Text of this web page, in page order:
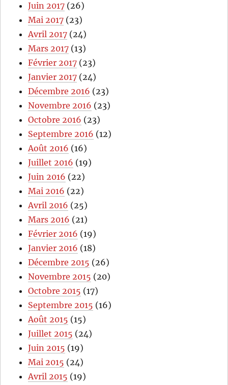
Juin 2017 (26)
Mai 2017 (23)
Avril 2017 (24)
Mars 2017 (13)
Février 2017 (23)
Janvier 2017 (24)
Décembre 2016 (23)
Novembre 2016 (23)
Octobre 2016 (23)
Septembre 2016 (12)
Août 2016 (16)
Juillet 2016 (19)
Juin 2016 (22)
Mai 2016 (22)
Avril 2016 (25)
Mars 2016 (21)
Février 2016 (19)
Janvier 2016 (18)
Décembre 2015 (26)
Novembre 2015 (20)
Octobre 2015 (17)
Septembre 2015 (16)
Août 2015 (15)
Juillet 2015 (24)
Juin 2015 (19)
Mai 2015 (24)
Avril 2015 (19)